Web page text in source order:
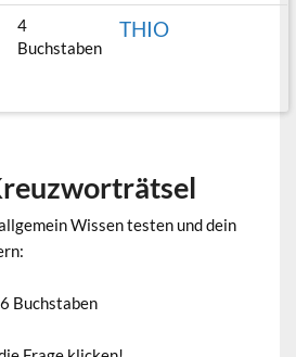
4
Buchstaben
THIO
Wissen testen und dein
Buchstaben